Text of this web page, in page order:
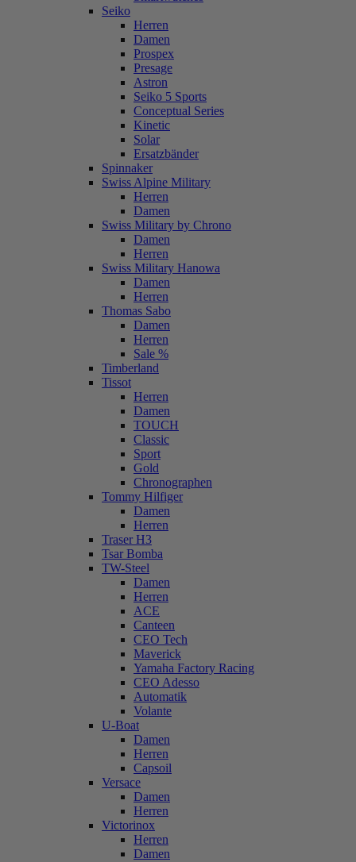
Seiko
Herren
Damen
Prospex
Presage
Astron
Seiko 5 Sports
Conceptual Series
Kinetic
Solar
Ersatzbänder
Spinnaker
Swiss Alpine Military
Herren
Damen
Swiss Military by Chrono
Damen
Herren
Swiss Military Hanowa
Damen
Herren
Thomas Sabo
Damen
Herren
Sale %
Timberland
Tissot
Herren
Damen
TOUCH
Classic
Sport
Gold
Chronographen
Tommy Hilfiger
Damen
Herren
Traser H3
Tsar Bomba
TW-Steel
Damen
Herren
ACE
Canteen
CEO Tech
Maverick
Yamaha Factory Racing
CEO Adesso
Automatik
Volante
U-Boat
Damen
Herren
Capsoil
Versace
Damen
Herren
Victorinox
Herren
Damen